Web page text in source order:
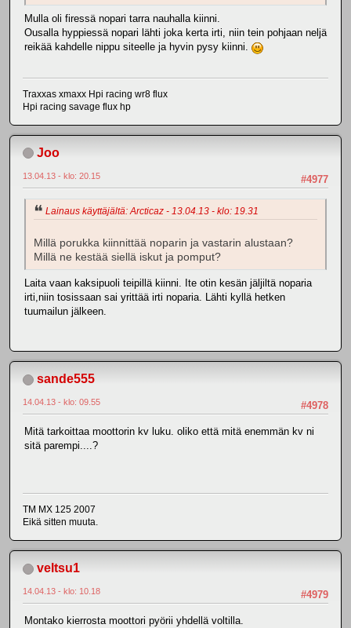
Mulla oli firessä nopari tarra nauhalla kiinni.
Ousalla hyppiessä nopari lähti joka kerta irti, niin tein pohjaan neljä
reikää kahdelle nippu siteelle ja hyvin pysy kiinni.
Traxxas xmaxx Hpi racing wr8 flux
Hpi racing savage flux hp
Joo
#4977
13.04.13 - klo: 20.15
Lainaus käyttäjältä: Arcticaz - 13.04.13 - klo: 19.31
Millä porukka kiinnittää noparin ja vastarin alustaan?
Millä ne kestää siellä iskut ja pomput?
Laita vaan kaksipuoli teipillä kiinni. Ite otin kesän jäljiltä noparia
irti,niin tosissaan sai yrittää irti noparia. Lähti kyllä hetken
tuumailun jälkeen.
sande555
#4978
14.04.13 - klo: 09.55
Mitä tarkoittaa moottorin kv luku. oliko että mitä enemmän kv ni
sitä parempi....?
TM MX 125 2007
Eikä sitten muuta.
veltsu1
#4979
14.04.13 - klo: 10.18
Montako kierrosta moottori pyörii yhdellä voltilla.